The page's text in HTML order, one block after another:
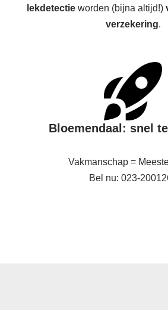
lekdetectie worden (bijna altijd!)
verzekering.
Bloemendaal: snel
Vakmanschap =
Bel nu: 023-